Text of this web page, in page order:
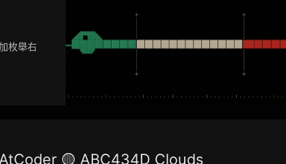
枚舉右
🟡 ABC434D Clouds